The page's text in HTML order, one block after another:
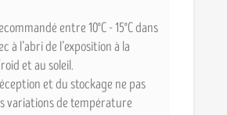
entre 10°C - 15°C dans
à l’abri de l’exposition à la
et au soleil.
et du stockage ne pas
variations de température